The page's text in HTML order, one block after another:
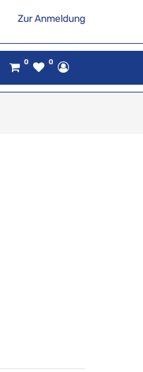
Zur Anmeldung
0 0